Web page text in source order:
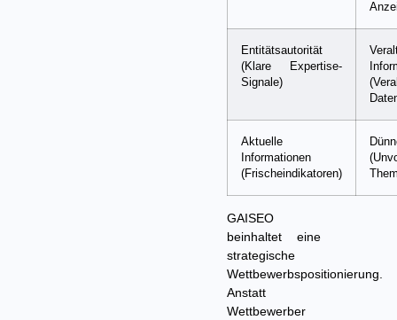
Entitätsautorität
(Klare Expertise-
Signale)
Aktuelle
Informationen
(Frischeindikatoren)
GAISEO
beinhaltet eine
strategische
Wettbewerbspositionierung.
Anstatt
Wettbewerber